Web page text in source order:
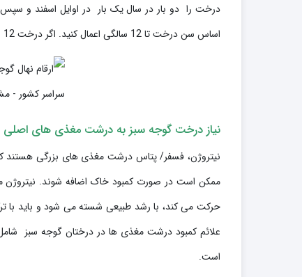
اساس سن درخت تا 12 سالگی اعمال کنید. اگر درخت 12 سال یا بیشتر است، فقط 2/1 فنجان کود به درخت بالغ گوجه سبز داده شود.
نیاز درخت گوجه سبز به درشت مغذی های اصلی
نیتروژن، فسفر/ پتاس درشت مغذی های بزرگی هستند که
ممکن است در صورت کمبود خاک اضافه شوند.
حرکت می کند، با رشد طبیعی شسته می شود و باید با
علائم کمبود درشت مغذی ها در درختان گوجه سبز
است.